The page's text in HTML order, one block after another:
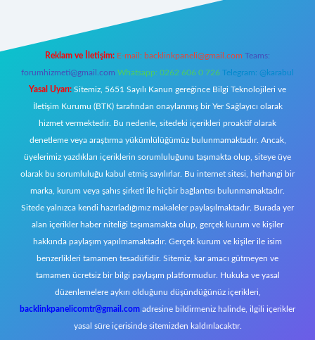
Reklam ve İletişim: E-mail: backlinkpaneli@gmail.com Teams:
forumhizmeti@gmail.com Whatsapp: 0262 606 0 726 Telegram: @karabul
Yasal Uyarı: Sitemiz, 5651 Sayılı Kanun gereğince Bilgi Teknolojileri ve
İletişim Kurumu (BTK) tarafından onaylanmış bir Yer Sağlayıcı olarak
hizmet vermektedir. Bu nedenle, sitedeki içerikleri proaktif olarak
denetleme veya araştırma yükümlülüğümüz bulunmamaktadır. Ancak,
üyelerimiz yazdıkları içeriklerin sorumluluğunu taşımakta olup, siteye üye
olarak bu sorumluluğu kabul etmiş sayılırlar. Bu internet sitesi, herhangi bir
marka, kurum veya şahıs şirketi ile hiçbir bağlantısı bulunmamaktadır.
Sitede yalnızca kendi hazırladığımız makaleler paylaşılmaktadır. Burada yer
alan içerikler haber niteliği taşımamakta olup, gerçek kurum ve kişiler
hakkında paylaşım yapılmamaktadır. Gerçek kurum ve kişiler ile isim
benzerlikleri tamamen tesadüfidir. Sitemiz, kar amacı gütmeyen ve
tamamen ücretsiz bir bilgi paylaşım platformudur. Hukuka ve yasal
düzenlemelere aykırı olduğunu düşündüğünüz içerikleri,
backlinkpanelicomtr@gmail.com adresine bildirmeniz halinde, ilgili içerikler
yasal süre içerisinde sitemizden kaldırılacaktır.